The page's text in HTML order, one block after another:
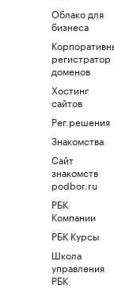
Облако для
бизнеса
регистратор
доменов
Хостинг
сайтов
Рег.решения
Знакомства
Сайт
знакомств
podbor.ru
РБК
Компании
РБК Курсы
Школа
управления
РБК